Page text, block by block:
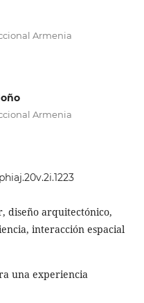
Armenia
Armenia
diseño arquitectónico,
interacción espacial
una experiencia